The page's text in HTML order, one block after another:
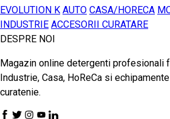
EVOLUTION K AUTO CASA/HORECA
INDUSTRIE ACCESORII CURATARE
DESPRE NOI
Magazin online detergenti profesionali
Industrie, Casa, HoReCa si
curatenie.